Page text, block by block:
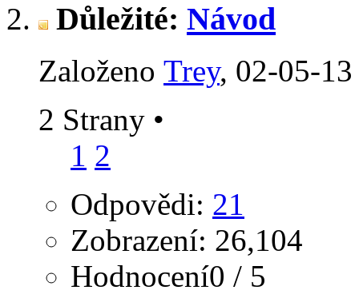
Důležité: Návod
Založeno Trey‎, 02-05-
2 Strany •
1 2
Odpovědi: 21
Zobrazení: 26,104
Hodnocení0 / 5